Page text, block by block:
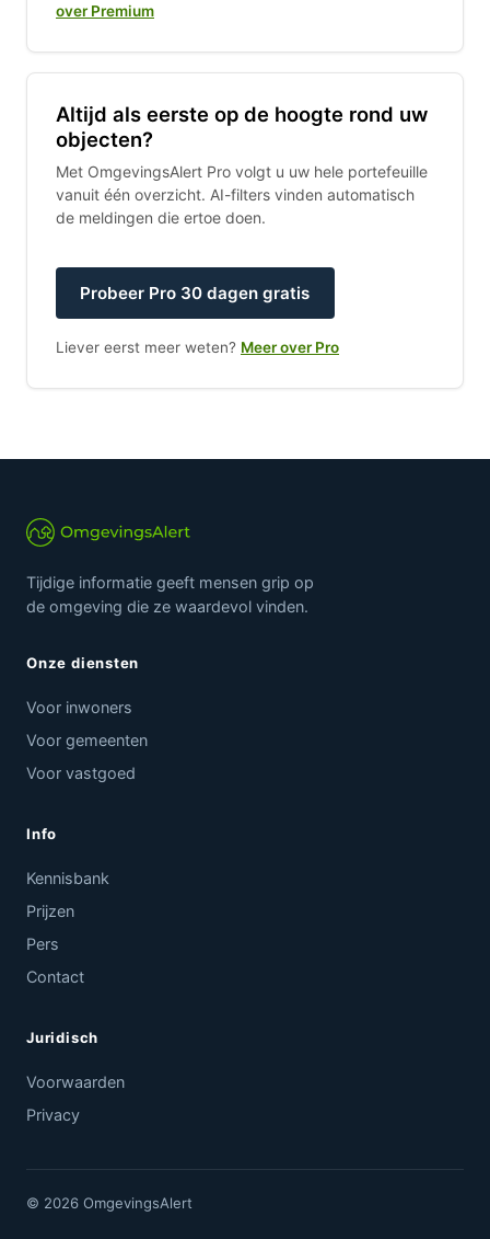
over Premium
Altijd als eerste op de hoogte rond uw
objecten?
Met OmgevingsAlert Pro volgt u uw hele portefeuille
vanuit één overzicht. AI-filters vinden automatisch
de meldingen die ertoe doen.
Probeer Pro 30 dagen gratis
Liever eerst meer weten? Meer over Pro
Tijdige informatie geeft mensen grip op
de omgeving die ze waardevol vinden.
Onze diensten
Voor inwoners
Voor gemeenten
Voor vastgoed
Info
Kennisbank
Prijzen
Pers
Contact
Juridisch
Voorwaarden
Privacy
© 2026 OmgevingsAlert